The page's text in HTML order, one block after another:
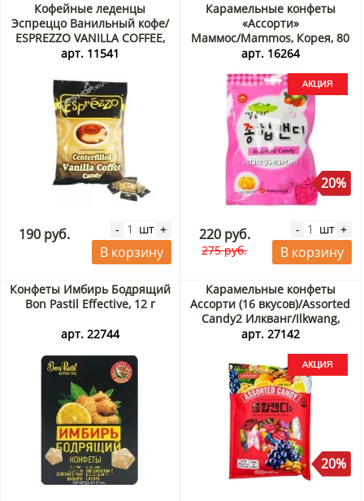
Кофейные леденцы
Эспреццо Ванильный кофе/
ESPREZZO VANILLA COFFEE,
Индонезия 150 г
арт. 11541
190 руб. - шт +
В корзину
Карамельные конфеты
«Ассорти»
Маммос/Mammos, Корея, 80
г Акция
арт. 16264
20%
220 руб.
275 руб.
- шт +
В корзину
Конфеты Имбирь Бодрящий
Bon Pastil Effective, 12 г
арт. 22744
Карамельные конфеты
Ассорти (16 вкусов)/Assorted
Candy2 Илкванг/Ilkwang,
Корея, 280 г Акция
арт. 27142
20%